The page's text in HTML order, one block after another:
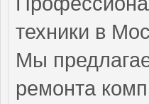
техники в
Мы
ремонта